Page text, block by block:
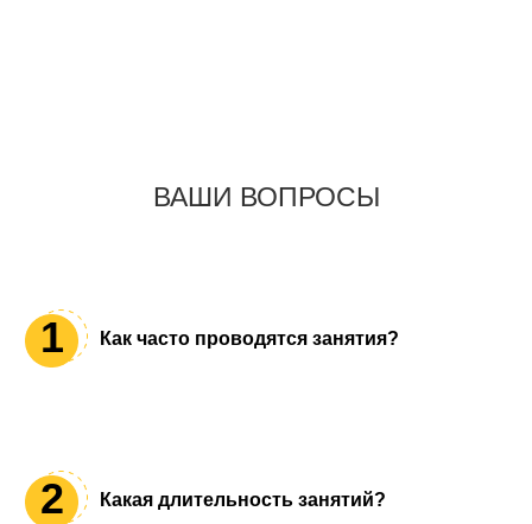
ВАШИ ВОПРОСЫ
1 Как часто проводятся занятия?
интенсивность занятий.
2 Какая длительность занятий?